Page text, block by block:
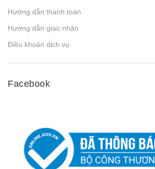
Hướng dẫn thanh toán
Hướng dẫn giao nhận
Điều khoản dịch vụ
Facebook